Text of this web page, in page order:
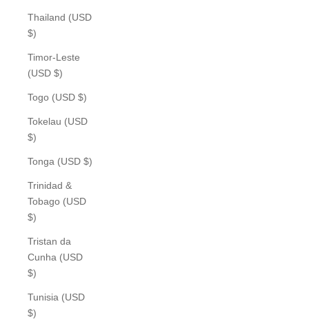
Thailand (USD
$)
Timor-Leste
(USD $)
Togo (USD $)
Tokelau (USD
$)
Tonga (USD $)
Trinidad &
Tobago (USD
$)
Tristan da
Cunha (USD
$)
Tunisia (USD
$)